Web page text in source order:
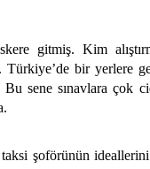
gitmiş. Kim
Türkiye’de bir yerlere
sene sınavlara çok
şoförünün